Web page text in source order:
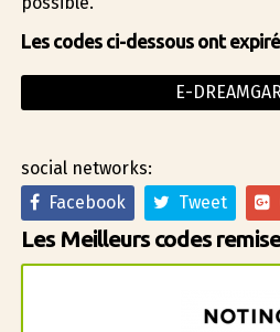
Les codes ci-dessous ont
E-
social networks:
Facebook
Tweet
Les Meilleurs codes remise